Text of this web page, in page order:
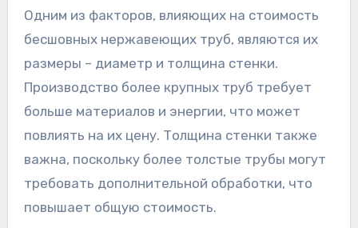
Одним из факторов, влияющих на стоимость
бесшовных нержавеющих труб, являются их
размеры – диаметр и толщина стенки.
Производство более крупных труб требует
больше материалов и энергии, что может
повлиять на их цену. Толщина стенки также
важна, поскольку более толстые трубы могут
требовать дополнительной обработки, что
повышает общую стоимость.